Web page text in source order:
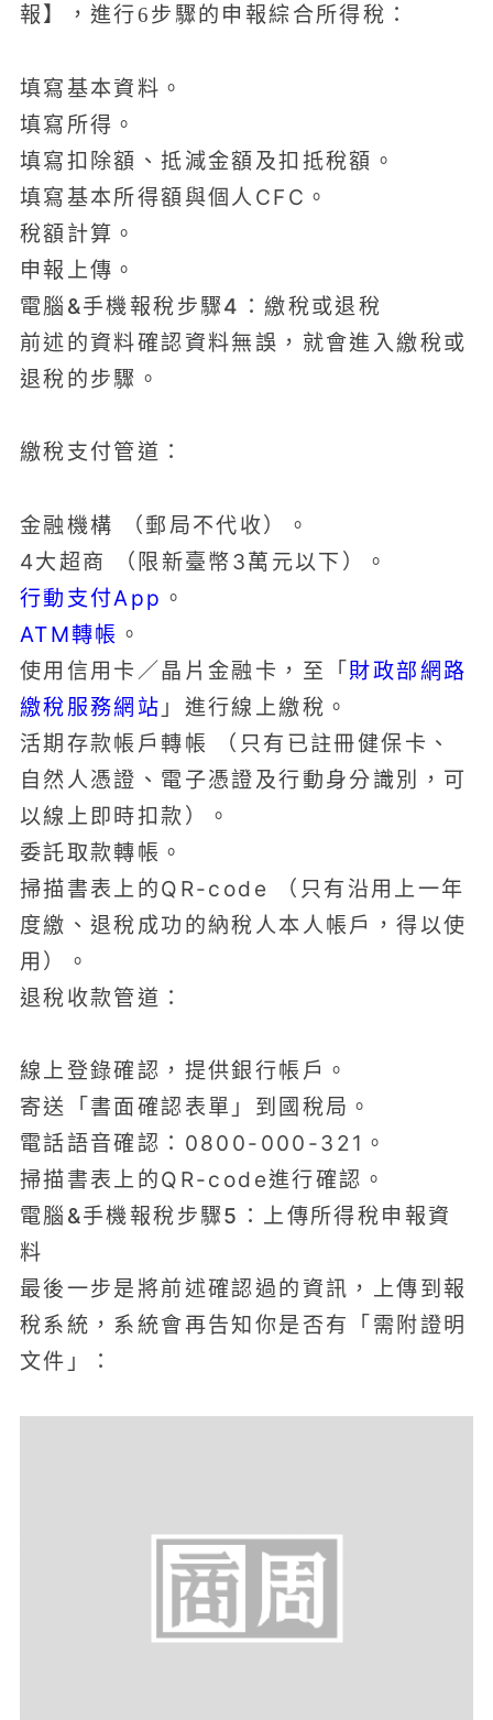
報】，進行6步驟的申報綜合所得稅：
填寫基本資料。
填寫所得。
填寫扣除額、抵減金額及扣抵稅額。
填寫基本所得額與個人CFC。
稅額計算。
申報上傳。
電腦&手機報稅步驟4：繳稅或退稅
前述的資料確認資料無誤，就會進入繳稅或
退稅的步驟。
繳稅支付管道：
金融機構 （郵局不代收）。
4大超商 （限新臺幣3萬元以下）。
行動支付App 。
ATM轉帳 。
使用信用卡／晶片金融卡，至「財政部網路
繳稅服務網站 」進行線上繳稅。
活期存款帳戶轉帳 （只有已註冊健保卡、
自然人憑證、電子憑證及行動身分識別，可
以線上即時扣款）。
委託取款轉帳。
掃描書表上的QR-code （只有沿用上一年
度繳、退稅成功的納稅人本人帳戶，得以使
用）。
退稅收款管道：
線上登錄確認，提供銀行帳戶。
寄送「書面確認表單」到國稅局。
電話語音確認：0800-000-321。
掃描書表上的QR-code進行確認。
電腦&手機報稅步驟5：上傳所得稅申報資
料
最後一步是將前述確認過的資訊，上傳到報
稅系統，系統會再告知你是否有「需附證明
文件」：